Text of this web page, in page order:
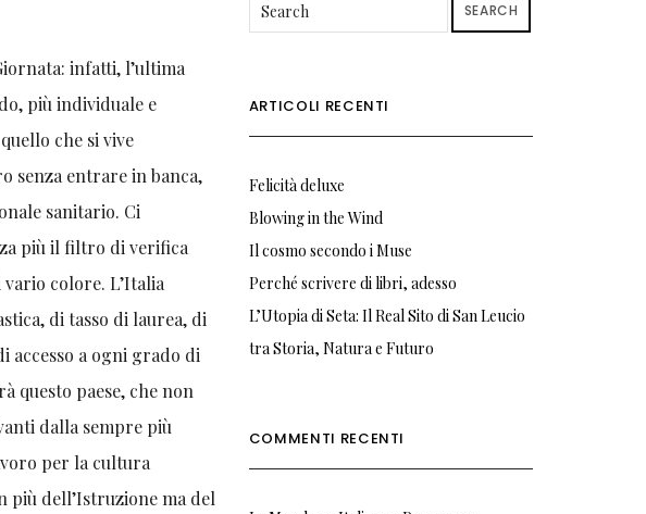
infatti, l’ultima
più individuale e
che si vive
senza entrare in banca,
sanitario. Ci
più il filtro di verifica
colore. L’Italia
di tasso di laurea, di
accesso a ogni grado di
questo paese, che non
dalla sempre più
per la cultura
più dell’Istruzione ma del
SEARCH
ARTICOLI RECENTI
Felicità deluxe
Blowing in the Wind
Il cosmo secondo i Muse
Perché scrivere di libri, adesso
L’Utopia di Seta: Il Real Sito di San Leucio
tra Storia, Natura e Futuro
COMMENTI RECENTI